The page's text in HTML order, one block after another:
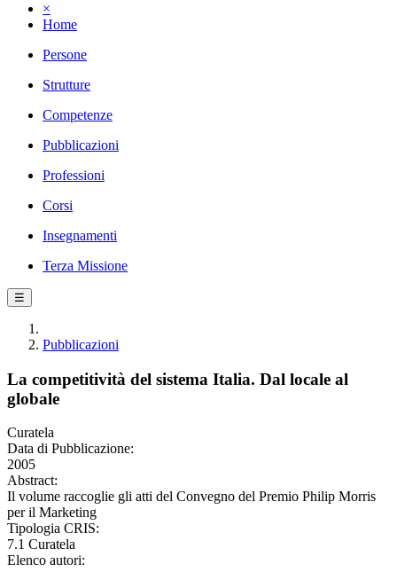
×
Home
Persone
Strutture
Competenze
Pubblicazioni
Professioni
Corsi
Insegnamenti
Terza Missione
☰
Pubblicazioni
La competitività del sistema Italia. Dal locale al
globale
Curatela
Data di Pubblicazione:
2005
Abstract:
Il volume raccoglie gli atti del Convegno del Premio Philip Morris
per il Marketing
Tipologia CRIS:
7.1 Curatela
Elenco autori: